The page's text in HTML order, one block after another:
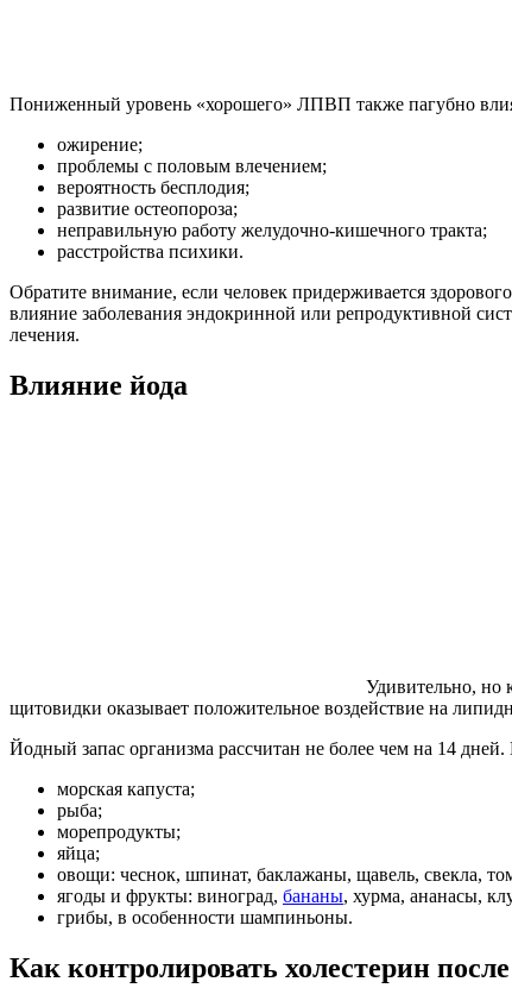
Пониженный уровень «хорошего» ЛПВП также пагубно
ожирение;
проблемы с половым влечением;
вероятность бесплодия;
развитие остеопороза;
неправильную работу желудочно-кишечного тракта;
расстройства психики.
Обратите внимание, если человек придерживается
влияние заболевания эндокринной или репродуктивной
лечения.
Влияние йода
Удивительно, но
щитовидки оказывает положительное воздействие на
Йодный запас организма рассчитан не более чем на 14
морская капуста;
рыба;
морепродукты;
яйца;
овощи: чеснок, шпинат, баклажаны, щавель, свекла,
ягоды и фрукты: виноград, бананы, хурма, ананасы,
грибы, в особенности шампиньоны.
Как контролировать холестерин